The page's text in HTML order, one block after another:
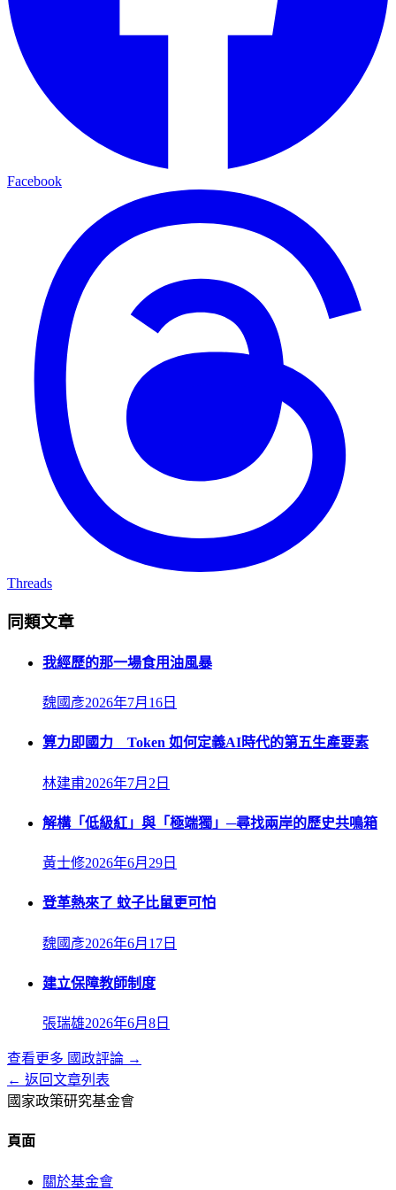
Facebook
Threads
同類文章
我經歷的那一場食用油風暴
魏國彥2026年7月16日
算力即國力 Token 如何定義AI時代的第五生產要素
林建甫2026年7月2日
解構「低級紅」與「極端獨」─尋找兩岸的歷史共鳴箱
黃士修2026年6月29日
登革熱來了 蚊子比鼠更可怕
魏國彥2026年6月17日
建立保障教師制度
張瑞雄2026年6月8日
查看更多 國政評論 →
← 返回文章列表
國家政策研究基金會
頁面
關於基金會